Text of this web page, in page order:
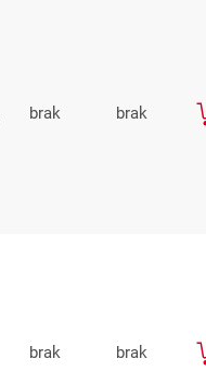
brak brak
brak brak